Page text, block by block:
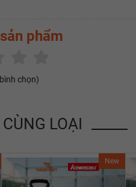
phẩm
bình chọn)
LOẠI
New